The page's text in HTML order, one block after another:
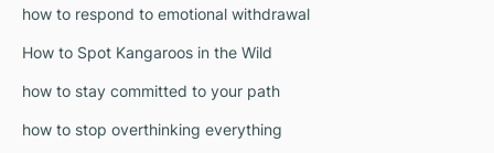
how to respond to emotional withdrawal
How to Spot Kangaroos in the Wild
how to stay committed to your path
how to stop overthinking everything